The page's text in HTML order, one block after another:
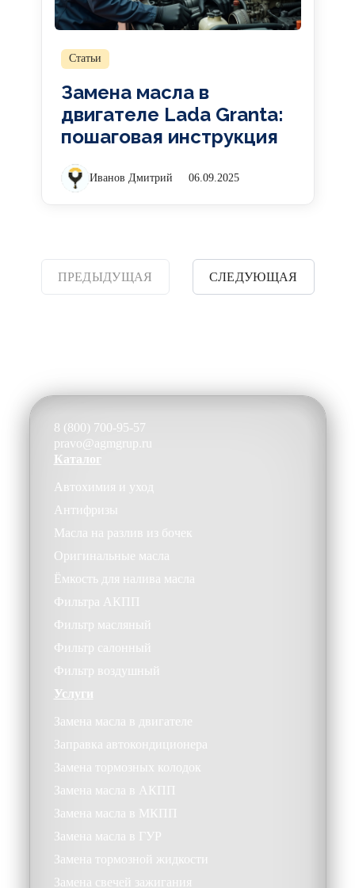
Статьи
Замена масла в
двигателе Lada Granta:
пошаговая инструкция
Иванов Дмитрий 06.09.2025
ПРЕДЫДУЩАЯ СЛЕДУЮЩАЯ
8 (800) 700-95-57
pravo@agmgrup.ru
Каталог
Автохимия и уход
Антифризы
Масла на разлив из бочек
Оригинальные масла
Ёмкость для налива масла
Фильтра АКПП
Фильтр масляный
Фильтр салонный
Фильтр воздушный
Услуги
Замена масла в двигателе
Заправка автокондиционера
Замена тормозных колодок
Замена масла в АКПП
Замена масла в МКПП
Замена масла в ГУР
Замена тормозной жидкости
Замена свечей зажигания